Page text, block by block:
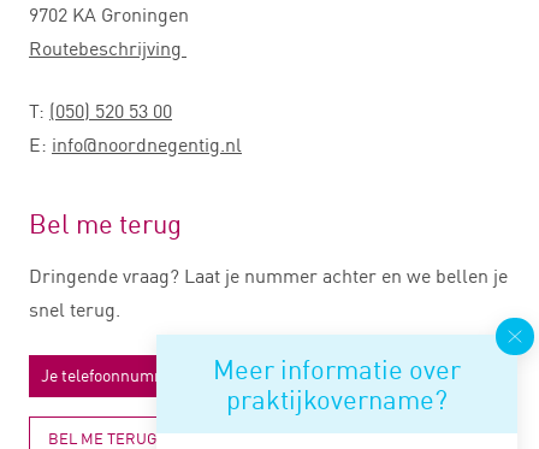
Meer informatie over
praktijkovername?
9702 KA Groningen
Routebeschrijving
T: (050) 520 53 00
E: info@noordnegentig.nl
Bel me terug
Dringende vraag? Laat je nummer achter en we bellen je
snel terug.
BEL ME TERUG